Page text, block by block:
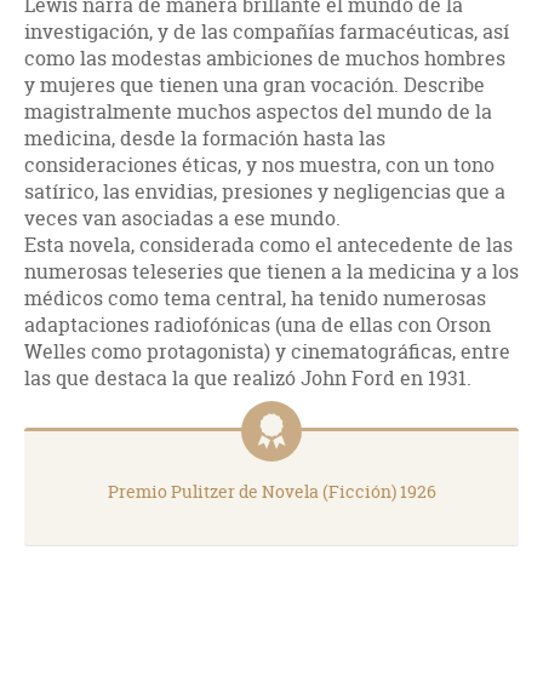
investigación, y de las compañías farmacéuticas, así
como las modestas ambiciones de muchos hombres
y mujeres que tienen una gran vocación. Describe
magistralmente muchos aspectos del mundo de la
medicina, desde la formación hasta las
consideraciones éticas, y nos muestra, con un tono
satírico, las envidias, presiones y negligencias que a
veces van asociadas a ese mundo.
Esta novela, considerada como el antecedente de las
numerosas teleseries que tienen a la medicina y a los
médicos como tema central, ha tenido numerosas
adaptaciones radiofónicas (una de ellas con Orson
Welles como protagonista) y cinematográficas, entre
las que destaca la que realizó John Ford en 1931.
Premio Pulitzer de Novela (Ficción) 1926